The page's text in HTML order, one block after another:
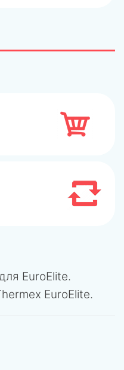
EuroElite.
EuroElite.